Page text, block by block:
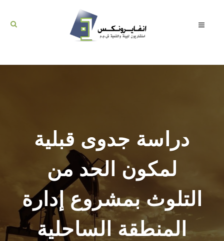
دراسة جدوى قبلية
لمكون الحد من
التلوث بمشروع إدارة
المنطقة الساحلية